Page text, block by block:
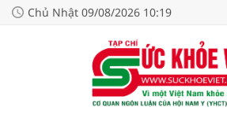
Chủ Nhật 09/08/2026 10:19